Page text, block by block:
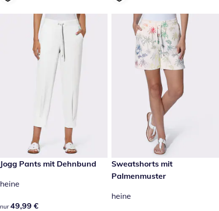
49,99 €
Jogg Pants mit Dehnbund
heine
49,99 €
nur 49,99 €
39,99 €
Sweatshorts mit
Palmenmuster
heine